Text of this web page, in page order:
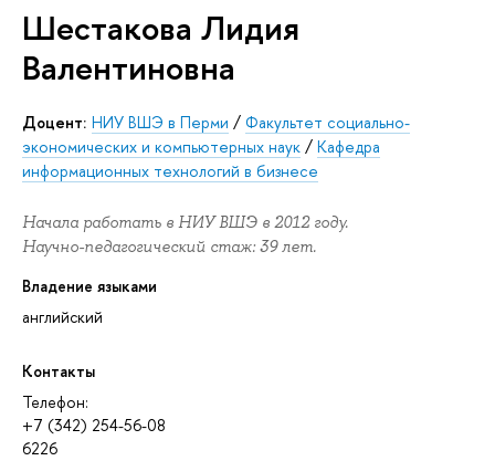
Шестакова Лидия
Валентиновна
Доцент: НИУ ВШЭ в Перми / Факультет социально-
экономических и компьютерных наук / Кафедра
информационных технологий в бизнесе
Начала работать в НИУ ВШЭ в 2012 году.
Научно-педагогический стаж: 39 лет.
Владение языками
английский
Контакты
Телефон:
+7 (342) 254-56-08
6226